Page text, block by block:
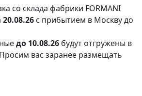
со склада фабрики FORMANI
20.08.26 с прибытием в Москву до
до 10.08.26 будут отгружены в
вас заранее размещать